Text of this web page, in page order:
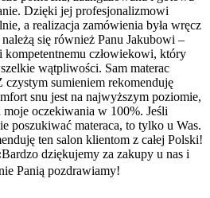
Dzięki jej profesjonalizmowi
a realizacja zamówienia była wręcz
się również Panu Jakubowi –
kompetentnemu człowiekowi, który
wątpliwości. Sam materac
sumieniem rekomenduję
snu jest na najwyższym poziomie,
moje oczekiwania w 100%. Jeśli
poszukiwać materaca, to tylko u Was.
ten salon klientom z całej Polski!
Bardzo dziękujemy za zakupy u nas i
Panią pozdrawiamy!